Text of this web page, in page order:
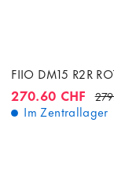
FIIO DM15 R2R
270.60 CHF
Im Zentrallager